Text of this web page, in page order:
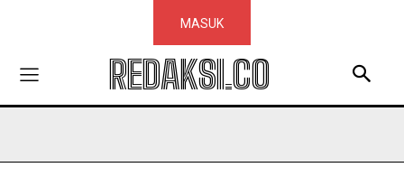
MASUK
REDAKSI.CO